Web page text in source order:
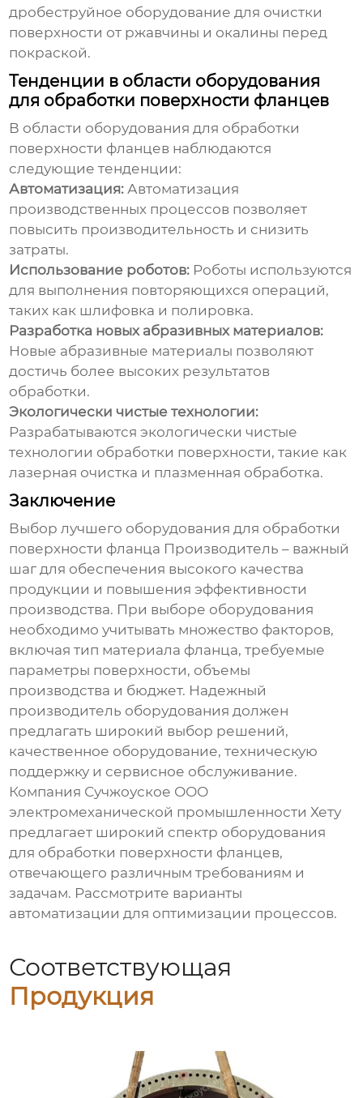
дробеструйное оборудование для очистки
поверхности от ржавчины и окалины перед
покраской.
Тенденции в области оборудования
для обработки поверхности фланцев
В области оборудования для обработки
поверхности фланцев наблюдаются
следующие тенденции:
Автоматизация: Автоматизация
производственных процессов позволяет
повысить производительность и снизить
затраты.
Использование роботов: Роботы используются
для выполнения повторяющихся операций,
таких как шлифовка и полировка.
Разработка новых абразивных материалов:
Новые абразивные материалы позволяют
достичь более высоких результатов
обработки.
Экологически чистые технологии:
Разрабатываются экологически чистые
технологии обработки поверхности, такие как
лазерная очистка и плазменная обработка.
Заключение
Выборлучшего оборудования для обработки
поверхности фланца Производитель – важный
шаг для обеспечения высокого качества
продукции и повышения эффективности
производства. При выборе оборудования
необходимо учитывать множество факторов,
включая тип материала фланца, требуемые
параметры поверхности, объемы
производства и бюджет. Надежный
производитель оборудования должен
предлагать широкий выбор решений,
качественное оборудование, техническую
поддержку и сервисное обслуживание.
Компания Сучжоуское ООО
электромеханической промышленности Хету
предлагает широкий спектр оборудования
для обработки поверхности фланцев,
отвечающего различным требованиям и
задачам. Рассмотрите варианты
автоматизации для оптимизации процессов.
Соответствующая
Продукция